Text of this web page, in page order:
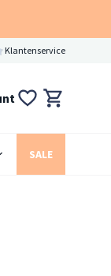
Klantenservice
SALE